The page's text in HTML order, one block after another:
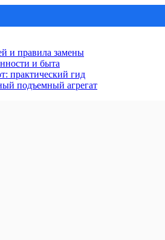
и правила замены
и быта
практический гид
подъемный агрегат